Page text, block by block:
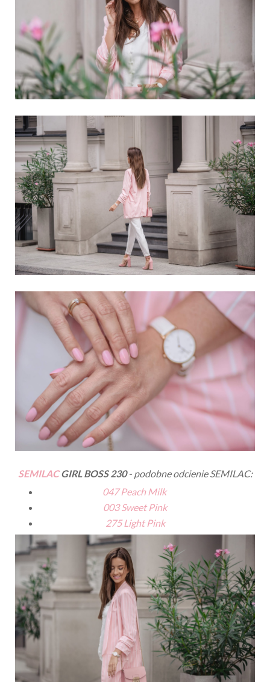
SEMILACGIRL BOSS 230- podobne odcienie SEMILAC:
047 Peach Milk
003 Sweet Pink
275 Light Pink